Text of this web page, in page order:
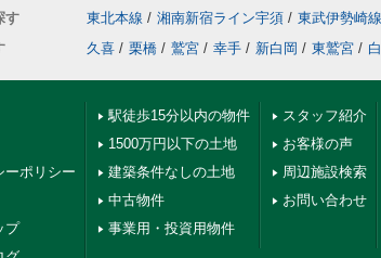
す
東北本線 / 湘南新宿ライン宇須 / 東武伊勢崎線
久喜 / 栗橋 / 鷲宮 / 幸手 / 新白岡 / 東鷲宮 /
ーポリシー
プ
駅徒歩15分以内の物件
1500万円以下の土地
建築条件なしの土地
中古物件
事業用・投資用物件
スタッフ紹介
お客様の声
周辺施設検索
お問い合わせ